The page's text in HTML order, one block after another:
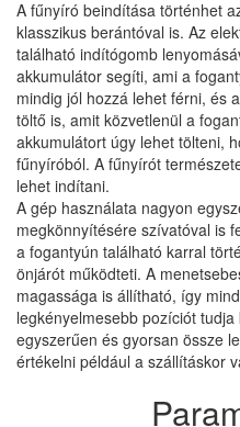
A fűnyíró beindítása történhet
klasszikus berántóval is. Az
található indítógomb
akkumulátor segíti, ami a
mindig jól hozzá lehet férni, és
töltő is, amit közvetlenül a
akkumulátort úgy lehet tölteni,
fűnyíróból. A fűnyírót
lehet indítani.
A gép használata nagyon
megkönnyítésére szívatóval is
a fogantyún található karral
önjárót működteti. A
magassága is állítható, így
legkényelmesebb pozíciót
egyszerűen és gyorsan össze
értékelni például a szállításkor